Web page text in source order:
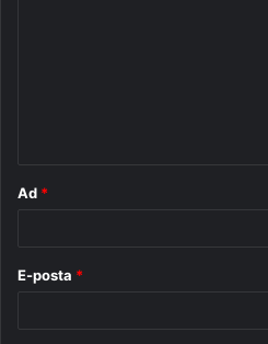
Ad *
E-posta *